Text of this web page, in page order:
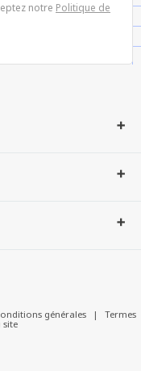
notre Politique de
générales |
Termes
site